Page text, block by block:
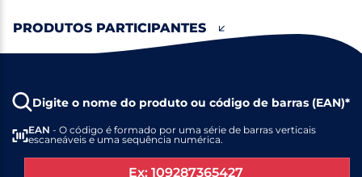
PRODUTOS PARTICIPANTES
Digite o nome do produto ou código de barras (EAN)*
EAN - O código é formado por uma série de barras verticais
escaneáveis e uma sequência numérica.